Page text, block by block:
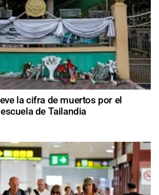
la cifra de muertos por el
de Tailandia